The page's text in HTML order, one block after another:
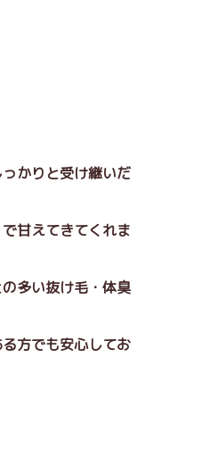
かりと受け継いだ
甘えてきてくれま
多い抜け毛・体臭
方でも安心してお